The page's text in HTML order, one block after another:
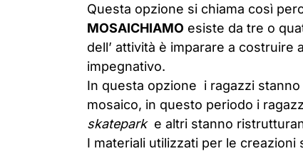
Questa opzione si chiama così
MOSAICHIAMO esiste da tre o
dell’ attività è imparare a costruire
impegnativo.
In questa opzione i ragazzi
mosaico, in questo periodo i
skateparke altri stanno
I materiali utilizzati per le